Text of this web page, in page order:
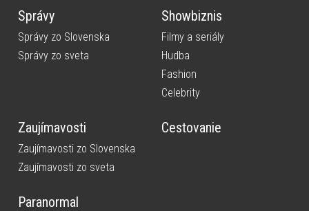
Správy
Správy zo Slovenska
Správy zo sveta
Showbiznis
Filmy a seriály
Hudba
Fashion
Celebrity
Zaujímavosti
Zaujímavosti zo Slovenska
Zaujímavosti zo sveta
Cestovanie
Paranormal